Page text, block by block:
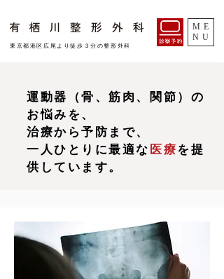
​東京都港区広尾より徒歩３分の整形外科
ME
NU
運動器（骨、筋肉、関節）の
お悩みを、
治療から予防まで、
一人ひとりに最適な 医療を提
供しています。